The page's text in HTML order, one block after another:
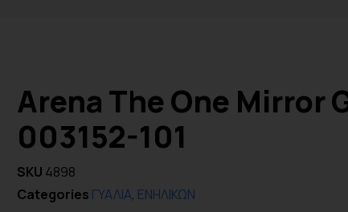
Arena The One Mirror
003152-101
SKU 4898
Categories ΓΥΑΛΙΑ, ΕΝΗΛΙΚΩΝ